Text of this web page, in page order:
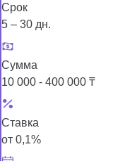
Срок
5 – 30 дн.
Сумма
10 000 - 400 000 ₸
Ставка
от 0,1%